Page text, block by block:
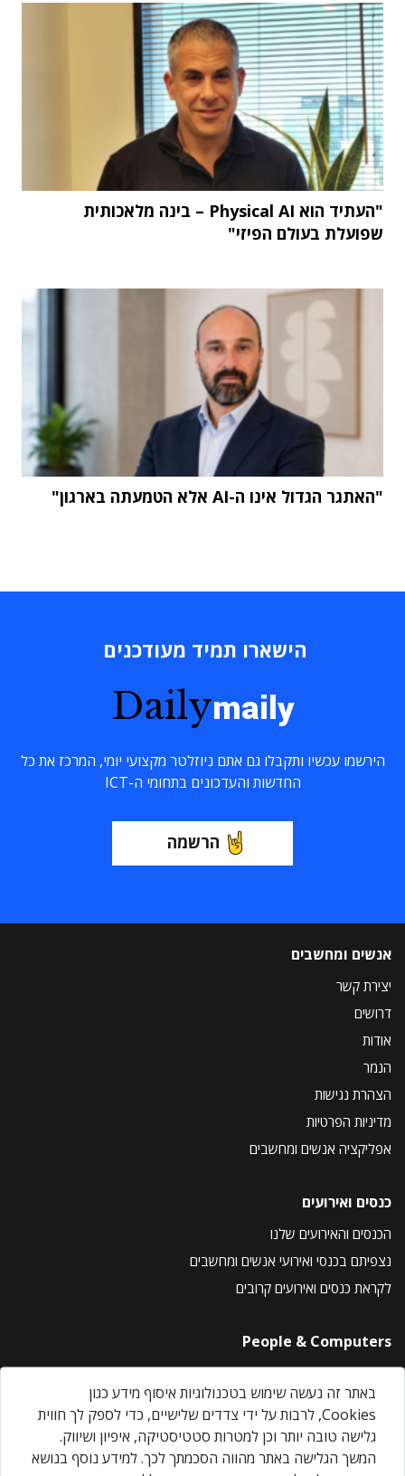
"העתיד הוא Physical AI – בינה מלאכותית
שפועלת בעולם הפיזי"
"האתגר הגדול אינו ה-AI אלא הטמעתה בארגון"
הישארו תמיד מעודכנים
Dailymaily
הירשמו עכשיו ותקבלו גם אתם ניוזלטר מקצועי יומי, המרכז את כל
החדשות והעדכונים בתחומי ה-ICT
הרשמה
אנשים ומחשבים
יצירת קשר
דרושים
אודות
הנמר
הצהרת נגישות
מדיניות הפרטיות
אפליקציה אנשים ומחשבים
כנסים ואירועים
הכנסים והאירועים שלנו
נצפיתם בכנסי ואירועי אנשים ומחשבים
לקראת כנסים ואירועים קרובים
People & Computers
About Us
Privacy Policy
Contact Us
Our Events
באתר זה נעשה שימוש בטכנולוגיות איסוף מידע כגון
Cookies, לרבות על ידי צדדים שלישיים, כדי לספק לך חווית
גלישה טובה יותר וכן למטרות סטטיסטיקה, איפיון ושיווק.
המשך הגלישה באתר מהווה הסכמתך לכך. למידע נוסף בנושא